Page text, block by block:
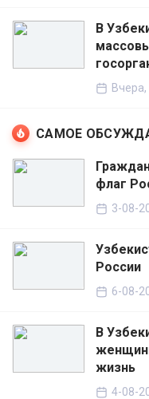
В
Вчера,
САМОЕ
флаг
3-08-
России
6-08-
В
жизнь
4-08-